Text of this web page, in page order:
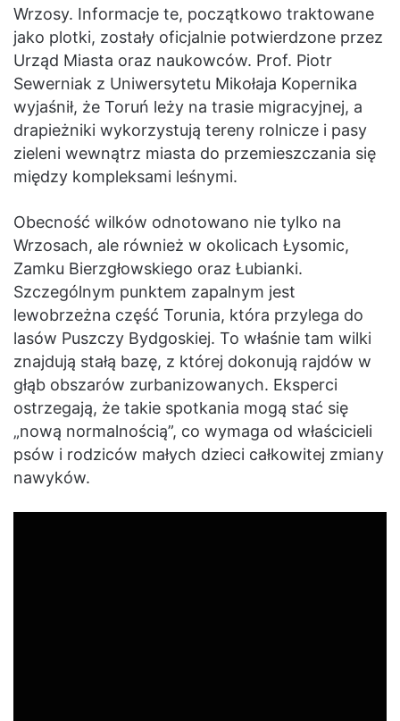
Wrzosy. Informacje te, początkowo traktowane
jako plotki, zostały oficjalnie potwierdzone przez
Urząd Miasta oraz naukowców. Prof. Piotr
Sewerniak z Uniwersytetu Mikołaja Kopernika
wyjaśnił, że Toruń leży na trasie migracyjnej, a
drapieżniki wykorzystują tereny rolnicze i pasy
zieleni wewnątrz miasta do przemieszczania się
między kompleksami leśnymi.
Obecność wilków odnotowano nie tylko na
Wrzosach, ale również w okolicach Łysomic,
Zamku Bierzgłowskiego oraz Łubianki.
Szczególnym punktem zapalnym jest
lewobrzeżna część Torunia, która przylega do
lasów Puszczy Bydgoskiej. To właśnie tam wilki
znajdują stałą bazę, z której dokonują rajdów w
głąb obszarów zurbanizowanych. Eksperci
ostrzegają, że takie spotkania mogą stać się
„nową normalnością”, co wymaga od właścicieli
psów i rodziców małych dzieci całkowitej zmiany
nawyków.